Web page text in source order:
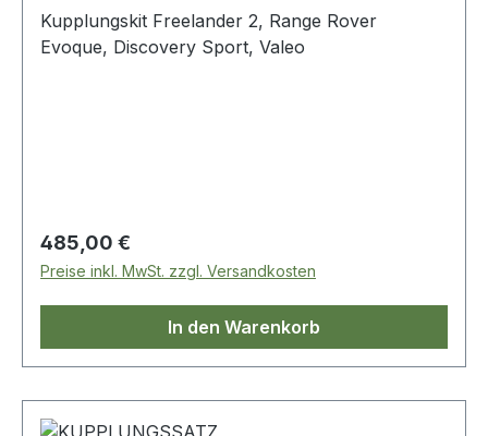
Kupplungskit Freelander 2, Range Rover
Evoque, Discovery Sport, Valeo
Regulärer Preis:
485,00 €
Preise inkl. MwSt. zzgl. Versandkosten
In den Warenkorb